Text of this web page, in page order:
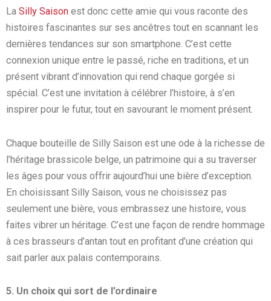
La Silly Saison est donc cette amie qui vous raconte des
histoires fascinantes sur ses ancêtres tout en scannant les
dernières tendances sur son smartphone. C’est cette
connexion unique entre le passé, riche en traditions, et un
présent vibrant d’innovation qui rend chaque gorgée si
spécial. C’est une invitation à célébrer l’histoire, à s’en
inspirer pour le futur, tout en savourant le moment présent.
Chaque bouteille de Silly Saison est une ode à la richesse de
l’héritage brassicole belge, un patrimoine qui a su traverser
les âges pour vous offrir aujourd’hui une bière d’exception.
En choisissant Silly Saison, vous ne choisissez pas
seulement une bière, vous embrassez une histoire, vous
faites vibrer un héritage. C’est une façon de rendre hommage
à ces brasseurs d’antan tout en profitant d’une création qui
sait parler aux palais contemporains.
5. Un choix qui sort de l’ordinaire